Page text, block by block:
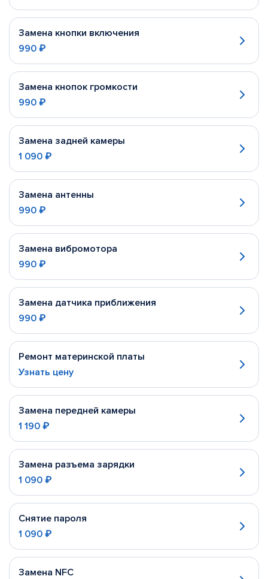
Замена кнопки включения
990 ₽
Замена кнопок громкости
990 ₽
Замена задней камеры
1 090 ₽
Замена антенны
990 ₽
Замена вибромотора
990 ₽
Замена датчика приближения
990 ₽
Ремонт материнской платы
Узнать цену
Замена передней камеры
1 190 ₽
Замена разъема зарядки
1 090 ₽
Снятие пароля
1 090 ₽
Замена NFC